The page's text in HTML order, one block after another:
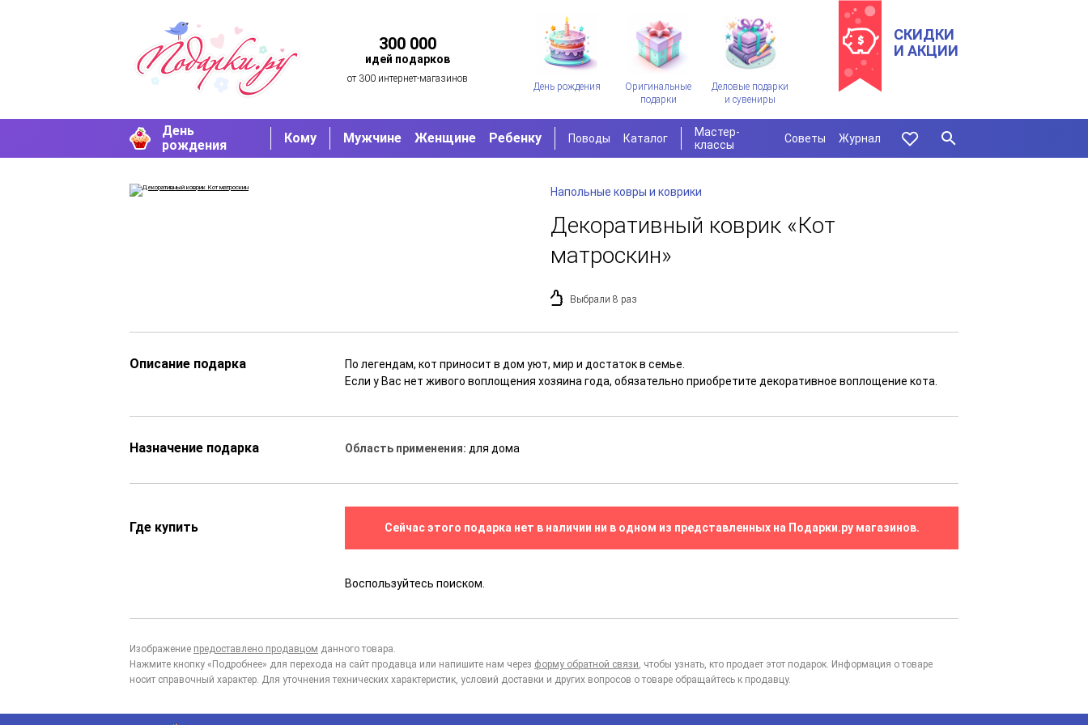
300 000
идей подарков
от 300 интернет-магазинов
День рождения
Оригинальные
подарки
Деловые подарки
и сувениры
СКИДКИ
И АКЦИИ
День
рождения
Кому Мужчине Женщине Ребенку Поводы Каталог
Мастер-
классы
Советы Журнал
Напольные ковры и коврики
Декоративный коврик «Кот
матроскин»
Выбрали 8 раз
Описание подарка
По легендам, кот приносит в дом уют, мир и достаток в семье.
Если у Вас нет живого воплощения хозяина года, обязательно приобретите декоративное воплощение кота.
Назначение подарка Область применения:для дома
Где купить Сейчас этого подарка нет в наличии ни в одном из представленных на Подарки.ру магазинов.
Воспользуйтесь поиском.
Изображение предоставлено продавцом данного товара.
Нажмите кнопку «Подробнее» для перехода на сайт продавца или напишите нам через форму обратной связи, чтобы узнать, кто продает этот подарок. Информация о товаре
носит справочный характер. Для уточнения технических характеристик, условий доставки и других вопросов о товаре обращайтесь к продавцу.